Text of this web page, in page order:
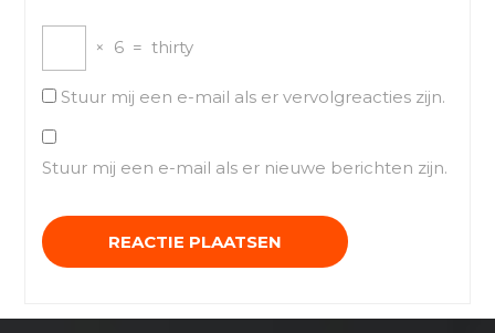
× 6 = thirty
Stuur mij een e-mail als er vervolgreacties zijn.
Stuur mij een e-mail als er nieuwe berichten zijn.